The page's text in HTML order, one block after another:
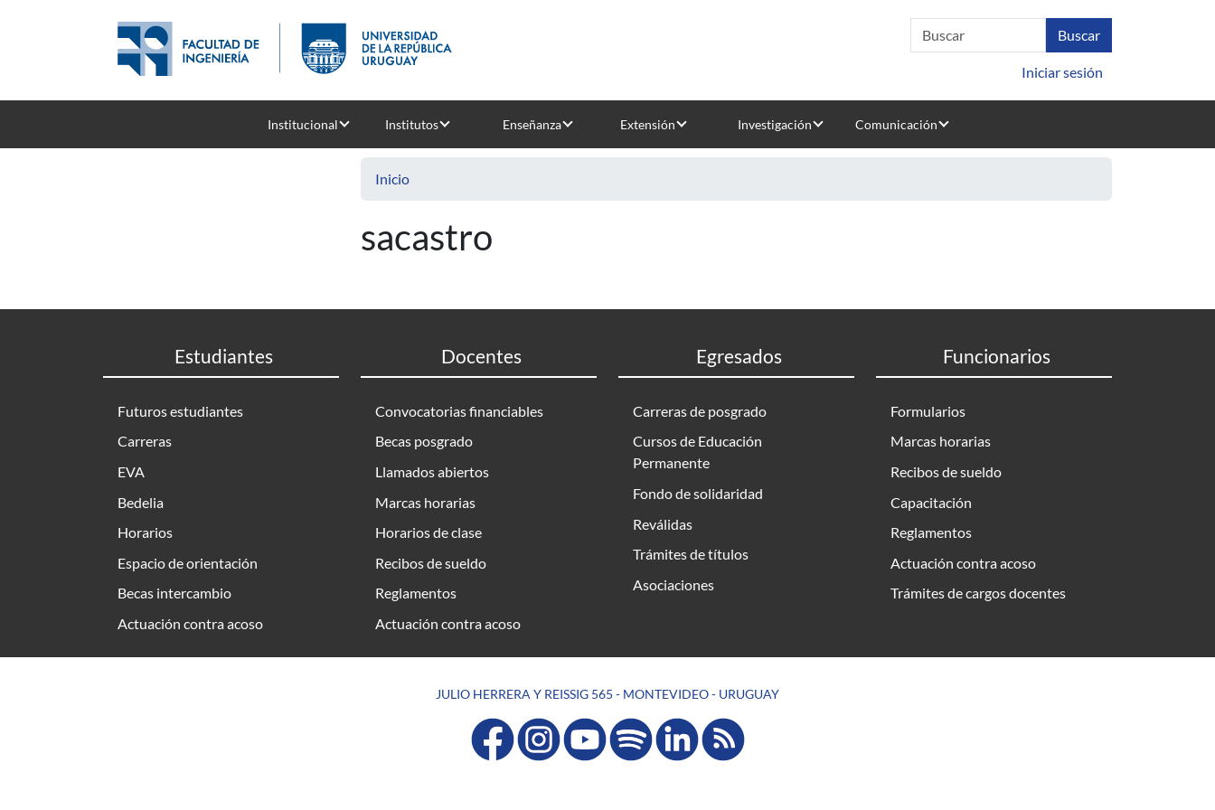
Iniciar sesión
Institucional Institutos Enseñanza Extensión Investigación Comunicación
Inicio
sacastro
Estudiantes
Futuros estudiantes
Carreras
EVA
Bedelia
Horarios
Espacio de orientación
Becas intercambio
Actuación contra acoso
Docentes
Convocatorias financiables
Becas posgrado
Llamados abiertos
Marcas horarias
Horarios de clase
Recibos de sueldo
Reglamentos
Actuación contra acoso
Egresados
Carreras de posgrado
Cursos de Educación
Permanente
Fondo de solidaridad
Reválidas
Trámites de títulos
Asociaciones
Funcionarios
Formularios
Marcas horarias
Recibos de sueldo
Capacitación
Reglamentos
Actuación contra acoso
Trámites de cargos docentes
JULIO HERRERA Y REISSIG 565 - MONTEVIDEO - URUGUAY